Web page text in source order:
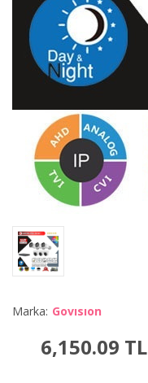
Marka: Govısıon
6,150.09 TL